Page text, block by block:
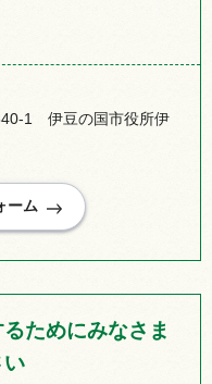
1 伊豆の国市役所伊
ためにみなさま
い